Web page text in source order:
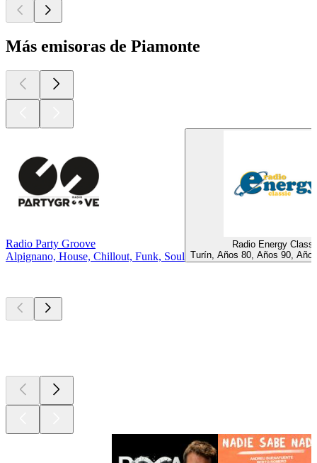
Más emisoras de Piamonte
Radio Party Groove
Alpignano, House, Chillout, Funk, Soul
Radio Energy
Turín, Años 80, Años 90,